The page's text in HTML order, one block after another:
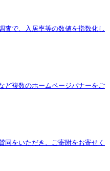
査で、入居率等の数値を指数化し
ど複数のホームページバナーをご
同をいただき、ご寄附をお寄せく